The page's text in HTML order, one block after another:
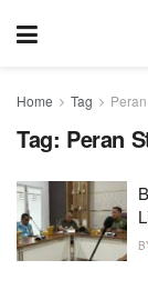
Home Tag
Tag: Peran